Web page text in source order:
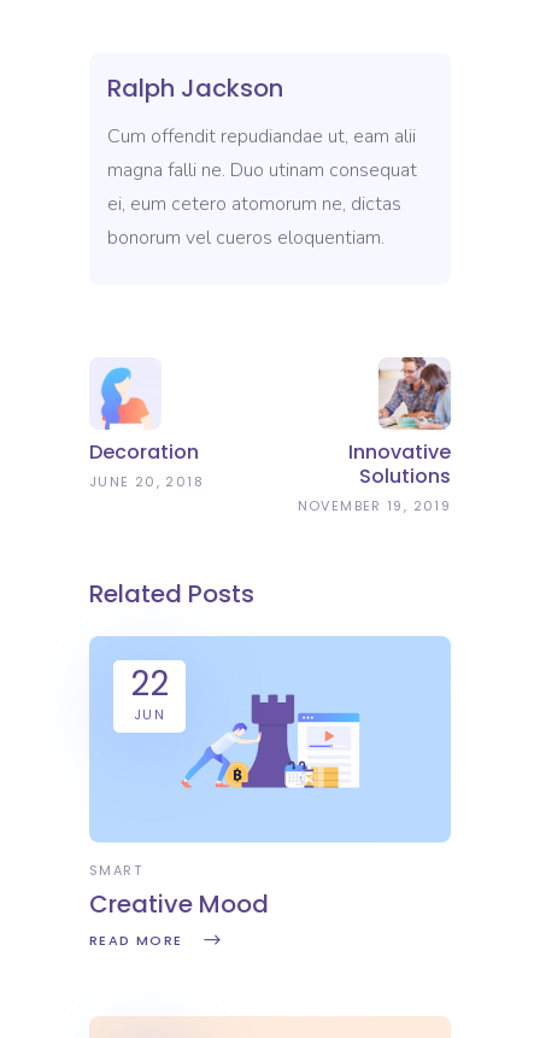
Ralph Jackson
Cum offendit repudiandae ut, eam alii
magna falli ne. Duo utinam consequat
ei, eum cetero atomorum ne, dictas
bonorum vel cueros eloquentiam.
Decoration
JUNE 20, 2018
Innovative
Solutions
NOVEMBER 19, 2019
Related Posts
22
JUN
SMART
Creative Mood
READ MORE